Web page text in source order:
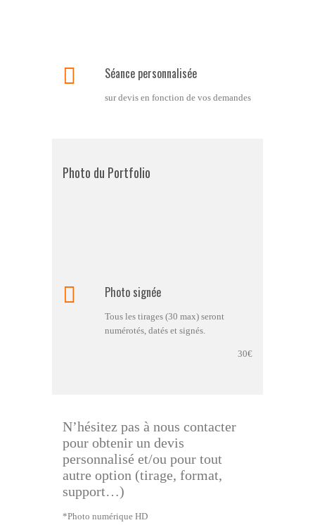
Séance personnalisée
sur devis en fonction de vos demandes
Photo du Portfolio
Photo signée
Tous les tirages (30 max) seront
numérotés, datés et signés.
30€
N’hésitez pas à nous contacter
pour obtenir un devis
personnalisé et/ou pour tout
autre option (tirage, format,
support…)
*Photo numérique HD